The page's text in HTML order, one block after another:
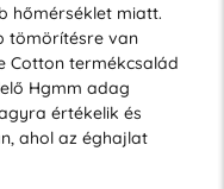
hőmérséklet miatt.
tömörítésre van
Cotton termékcsalád
Hgmm adag
értékelik és
ahol az éghajlat